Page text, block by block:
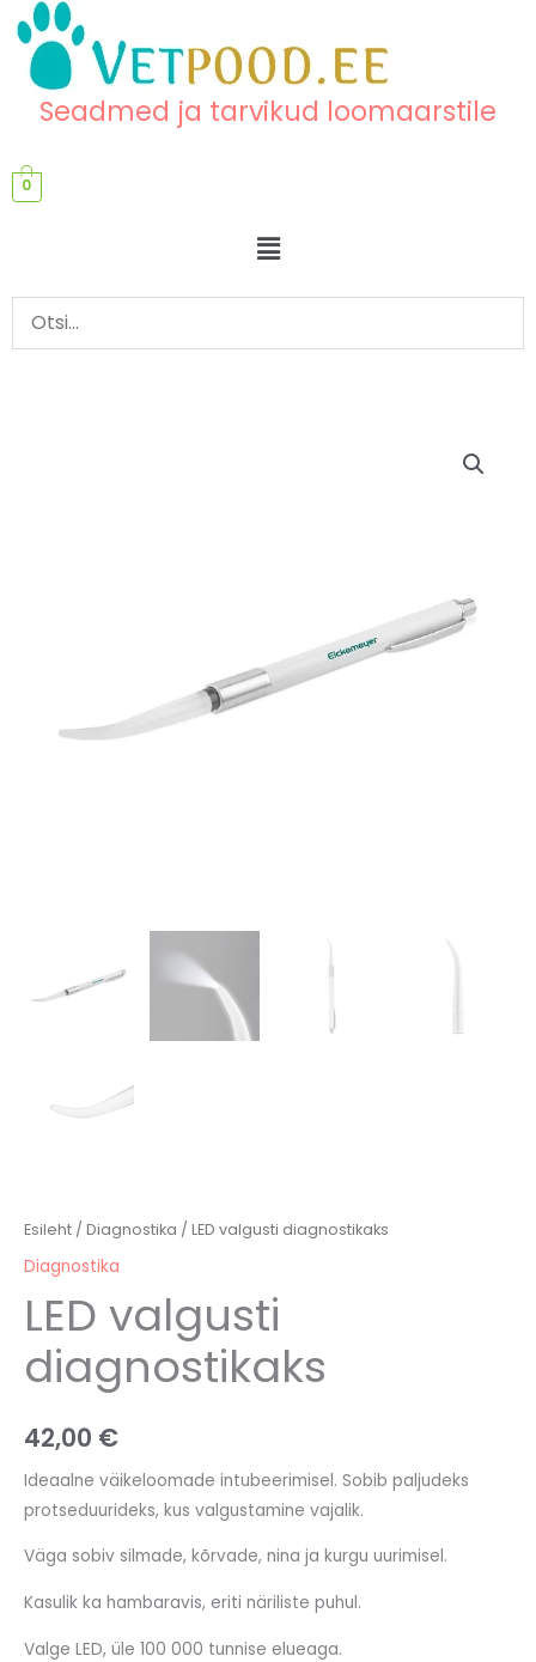
content
content
Seadmed ja tarvikud loomaarstile
0
Menu
Esileht / Diagnostika / LED valgusti diagnostikaks
Diagnostika
LED valgusti
diagnostikaks
42,00 €
Ideaalne väikeloomade intubeerimisel. Sobib paljudeks
protseduurideks, kus valgustamine vajalik.
Väga sobiv silmade, kõrvade, nina ja kurgu uurimisel.
Kasulik ka hambaravis, eriti näriliste puhul.
Valge LED, üle 100 000 tunnise elueaga.